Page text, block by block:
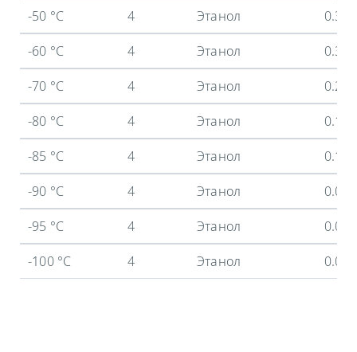
-50 °C
4 Этанол
0.35
-60 °C
4 Этанол
0.32
-70 °C
4 Этанол
0.25
-80 °C
4 Этанол
0.17
-85 °C
4 Этанол
0.12
-90 °C
4 Этанол
0.06
-95 °C
4 Этанол
0.02
-100 °C
4 Этанол 0.01